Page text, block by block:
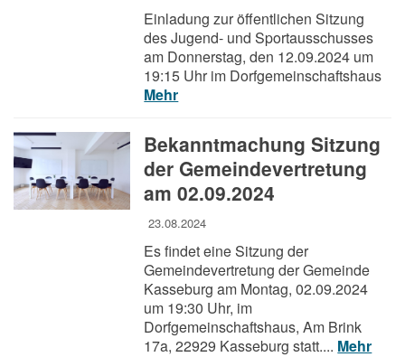
Einladung zur öffentlichen Sitzung
des Jugend- und Sportausschusses
am Donnerstag, den 12.09.2024 um
19:15 Uhr im Dorfgemeinschaftshaus
Mehr
Bekanntmachung Sitzung
der Gemeindevertretung
am 02.09.2024
23.08.2024
Es findet eine Sitzung der
Gemeindevertretung der Gemeinde
Kasseburg am Montag, 02.09.2024
um 19:30 Uhr, im
Dorfgemeinschaftshaus, Am Brink
17a, 22929 Kasseburg statt.... Mehr